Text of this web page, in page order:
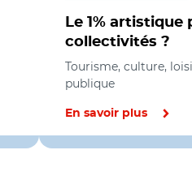
Le 1% artistique
collectivités ?
Tourisme, culture,
publique
En savoir plus